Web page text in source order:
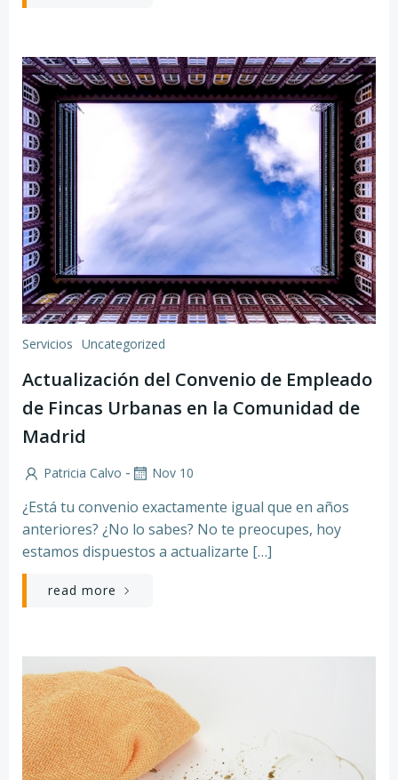
Servicios Uncategorized
Actualización del Convenio de Empleado
de Fincas Urbanas en la Comunidad de
Madrid
Patricia Calvo - Nov 10
¿Está tu convenio exactamente igual que en años
anteriores? ¿No lo sabes? No te preocupes, hoy
estamos dispuestos a actualizarte […]
read more